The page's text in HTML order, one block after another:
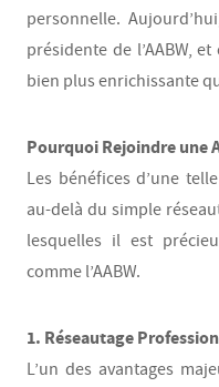
personnelle.
présidente de l’AABW,
bien plus enrichissante
Pourquoi Rejoindre une
Les bénéfices d’une
au-delà du simple
lesquelles il est
comme l’AABW.
1. Réseautage
L’un des avantages